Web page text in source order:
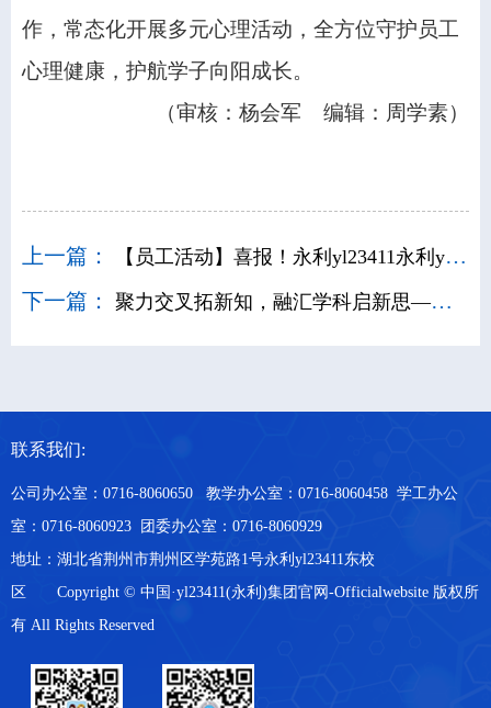
作，常态化开展多元心理活动，全方位守护员工
心理健康，护航学子向阳成长。
（审核：杨会军 编辑：周学素）
上一篇： 【员工活动】喜报！永利yl23411​永利yl23411“碧波长歌”实践团队斩获国家级实践荣誉
下一篇： 聚力交叉拓新知，融汇学科启新思——四公司跨学科学术沙龙顺利开展
联系我们:
公司办公室：0716-8060650 教学办公室：0716-8060458 学工办公
室：0716-8060923 团委办公室：0716-8060929
地址： 湖北省荆州市荆州区学苑路1号永利yl23411东校
区 Copyright © 中国·yl23411(永利)集团官网-Officialwebsite 版权所
有 All Rights Reserved